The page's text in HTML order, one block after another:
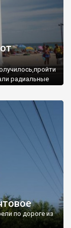
радиальные
по дороге из